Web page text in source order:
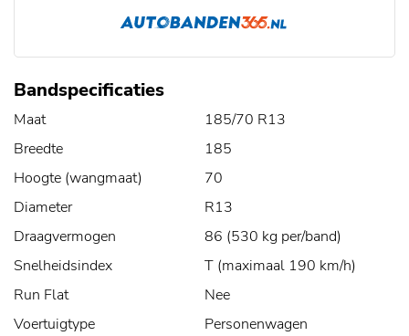
Bandspecificaties
Maat
185/70 R13
Breedte
185
Hoogte (wangmaat)
70
Diameter
R13
Draagvermogen
86 (530 kg per/band)
Snelheidsindex
T (maximaal 190 km/h)
Run Flat
Nee
Voertuigtype
Personenwagen